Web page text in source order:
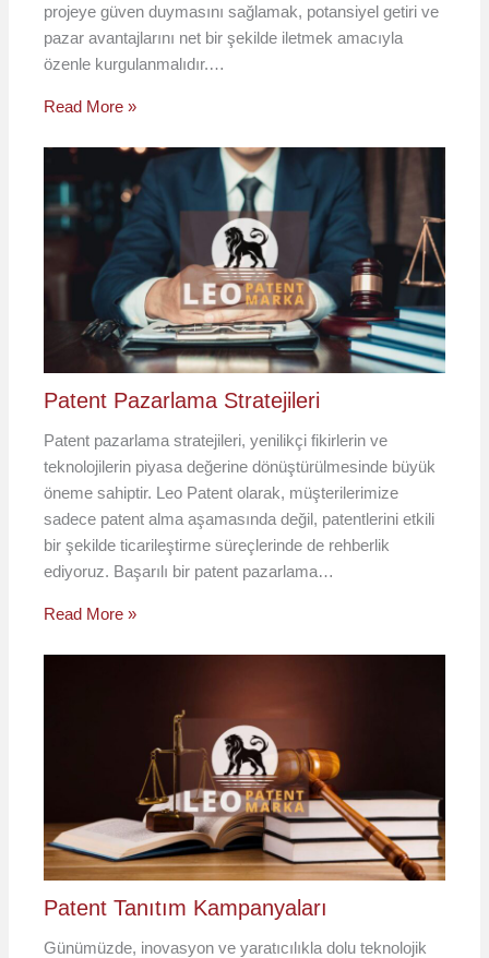
projeye güven duymasını sağlamak, potansiyel getiri ve
pazar avantajlarını net bir şekilde iletmek amacıyla
özenle kurgulanmalıdır.…
Read More »
Patent Pazarlama Stratejileri
Patent pazarlama stratejileri, yenilikçi fikirlerin ve
teknolojilerin piyasa değerine dönüştürülmesinde büyük
öneme sahiptir. Leo Patent olarak, müşterilerimize
sadece patent alma aşamasında değil, patentlerini etkili
bir şekilde ticarileştirme süreçlerinde de rehberlik
ediyoruz. Başarılı bir patent pazarlama…
Read More »
Patent Tanıtım Kampanyaları
Günümüzde, inovasyon ve yaratıcılıkla dolu teknolojik